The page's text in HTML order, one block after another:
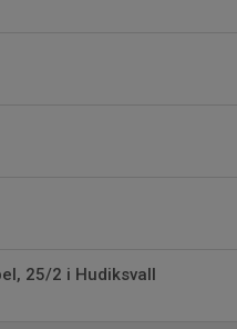
25/2 i Hudiksvall